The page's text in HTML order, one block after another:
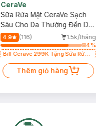
CeraVe
Sữa Rửa Mặt CeraVe Sạch
Sâu Cho Da Thường Đến Da
Dầu 473ml
4.9 (116)
1.5k/tháng
84%
Bill Cerave 299K Tặng Sữa Rửa
Mặt Cerave 30ml (SL có hạn)
Thêm giỏ hàng